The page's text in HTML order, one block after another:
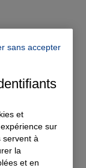
sans accepter
et
sur
servent à
la
et en